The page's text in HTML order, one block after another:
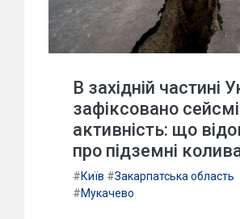
В західній частині
зафіксовано
активність: що
про підземні
#Київ #Закарпатська область
#Мукачево